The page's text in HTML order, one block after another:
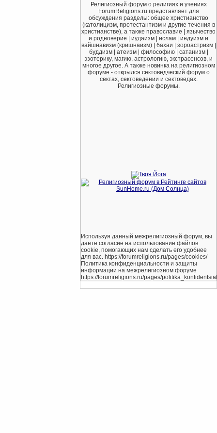
Религиозный форум о религиях и учениях
ForumReligions.ru представляет для
обсуждения разделы: общее христианство
(католицизм, протестантизм и другие течения в
христианстве), а также православие | язычество
и родноверие | иудаизм | ислам | индуизм и
вайшнавизм (кришнаизм) | бахаи | зороастризм |
буддизм | атеизм | философию | сатанизм |
эзотерику, магию, астрологию, экстрасенсов, и
многое другое. А также новинка на религиозном
форуме - открылся сектоведческий форум о
сектах, сектоведении и сектоведах.
Религиозные форумы.
Используя данный межрелигиозный форум, вы
даете согласие на использование файлов
cookie, помогающих нам сделать его удобнее
для вас. https://forumreligions.ru/pages/cookies/
Политика конфиденциальности и защиты
информации на межрелигиозном форуме
https://forumreligions.ru/pages/